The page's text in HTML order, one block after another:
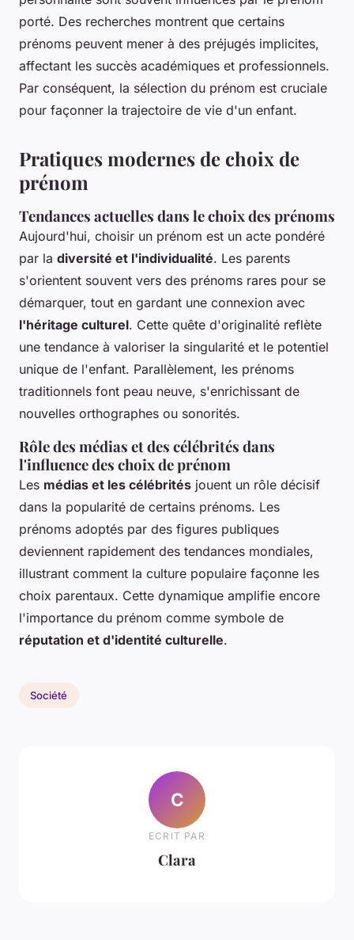
porté. Des recherches montrent que certains
prénoms peuvent mener à des préjugés implicites,
affectant les succès académiques et professionnels.
Par conséquent, la sélection du prénom est cruciale
pour façonner la trajectoire de vie d'un enfant.
Pratiques modernes de choix de
prénom
Tendances actuelles dans le choix des prénoms
Aujourd'hui, choisir un prénom est un acte pondéré
par la diversité et l'individualité. Les parents
s'orientent souvent vers des prénoms rares pour se
démarquer, tout en gardant une connexion avec
l'héritage culturel. Cette quête d'originalité reflète
une tendance à valoriser la singularité et le potentiel
unique de l'enfant. Parallèlement, les prénoms
traditionnels font peau neuve, s'enrichissant de
nouvelles orthographes ou sonorités.
Rôle des médias et des célébrités dans
l'influence des choix de prénom
Les médias et les célébrités jouent un rôle décisif
dans la popularité de certains prénoms. Les
prénoms adoptés par des figures publiques
deviennent rapidement des tendances mondiales,
illustrant comment la culture populaire façonne les
choix parentaux. Cette dynamique amplifie encore
l'importance du prénom comme symbole de
réputation et d'identité culturelle.
Société
C
ECRIT PAR
Clara